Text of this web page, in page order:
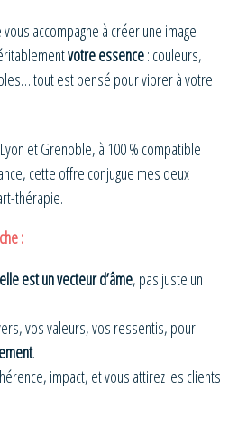
vous accompagne à créer une image
votre essence: couleurs,
tout est pensé pour vibrer à votre
et Grenoble, à 100 % compatible
cette offre conjugue mes deux
thérapie.
:
est un vecteur d’âme, pas juste un
vos valeurs, vos ressentis, pour
.
impact, et vous attirez les clients